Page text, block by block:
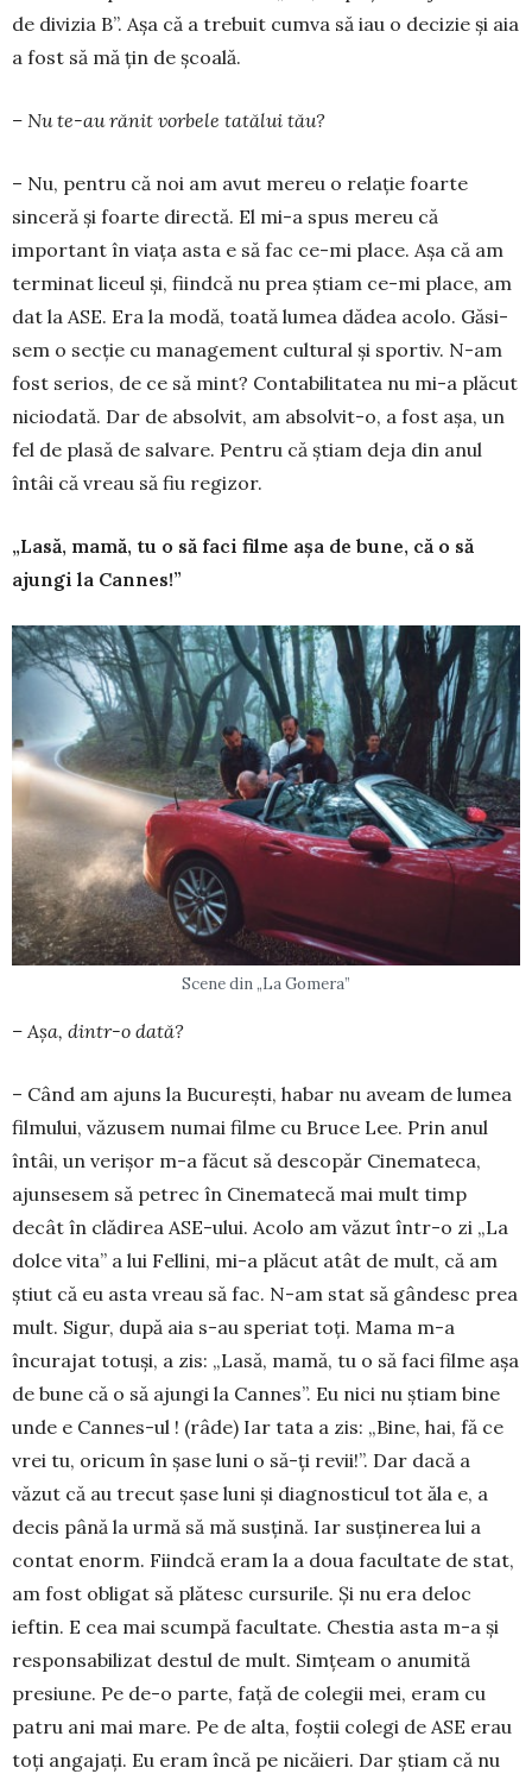
de divizia B”. Așa că a trebuit cumva să iau o decizie și aia
a fost să mă țin de școală.
– Nu te-au rănit vorbele tatălui tău?
– Nu, pentru că noi am avut mereu o relație foarte
sinceră și foarte directă. El mi-a spus mereu că
important în viața asta e să fac ce-mi place. Așa că am
terminat liceul și, fiind­că nu prea știam ce-mi place, am
dat la ASE. Era la modă, toată lumea dă­dea acolo. Gă­si­
sem o secție cu management cultural și sportiv. N-am
fost serios, de ce să mint? Con­tabilitatea nu mi-a plăcut
niciodată. Dar de absolvit, am ab­sol­vit-o, a fost așa, un
fel de plasă de salvare. Pentru că știam deja din anul
întâi că vreau să fiu regizor.
„Lasă, mamă, tu o să faci filme așa de bune, că o să
ajungi la Cannes!”
Scene din „La Gomera”
– Așa, dintr-o dată?
– Când am ajuns la București, habar nu aveam de lumea
filmului, văzusem numai fil­me cu Bruce Lee. Prin anul
întâi, un verișor m-a făcut să des­co­păr Cinemateca,
ajunsesem să petrec în Cinematecă mai mult timp
decât în clădirea ASE-ului. Acolo am văzut într-o zi „La
dolce vita” a lui Fellini, mi-a plăcut atât de mult, că am
știut că eu asta vreau să fac. N-am stat să gândesc prea
mult. Sigur, după aia s-au speriat toți. Mama m-a
încurajat totuși, a zis: „Lasă, mamă, tu o să faci filme așa
de bu­ne că o să ajungi la Cannes”. Eu nici nu știam bine
unde e Cannes-ul ! (râde) Iar tata a zis: „Bine, hai, fă ce
vrei tu, oricum în șase luni o să-ți revii!”. Dar dacă a
văzut că au trecut șase luni și diag­nos­ticul tot ăla e, a
decis până la urmă să mă sus­țină. Iar susținerea lui a
contat enorm. Fiindcă eram la a doua facultate de stat,
am fost obli­gat să plătesc cursurile. Și nu era de­loc
ieftin. E cea mai scumpă facultate. Ches­tia asta m-a și
responsabilizat destul de mult. Simțeam o anu­mită
presiune. Pe de-o parte, față de cole­gii mei, eram cu
patru ani mai mare. Pe de alta, foștii colegi de ASE erau
toți angajați. Eu eram încă pe nicăieri. Dar știam că nu